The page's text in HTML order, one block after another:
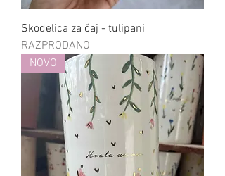
Skodelica za čaj - tulipani
RAZPRODANO
NOVO